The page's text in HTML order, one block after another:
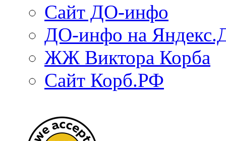
Сайт ДО-инфо
ДО-инфо на
ЖЖ Виктора Корба
Сайт Корб.РФ